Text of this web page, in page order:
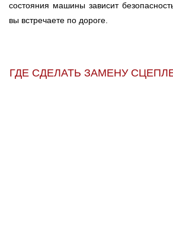
состояния машины зависит
вы встречаете по дороге.
ГДЕ СДЕЛАТЬ ЗАМЕНУ